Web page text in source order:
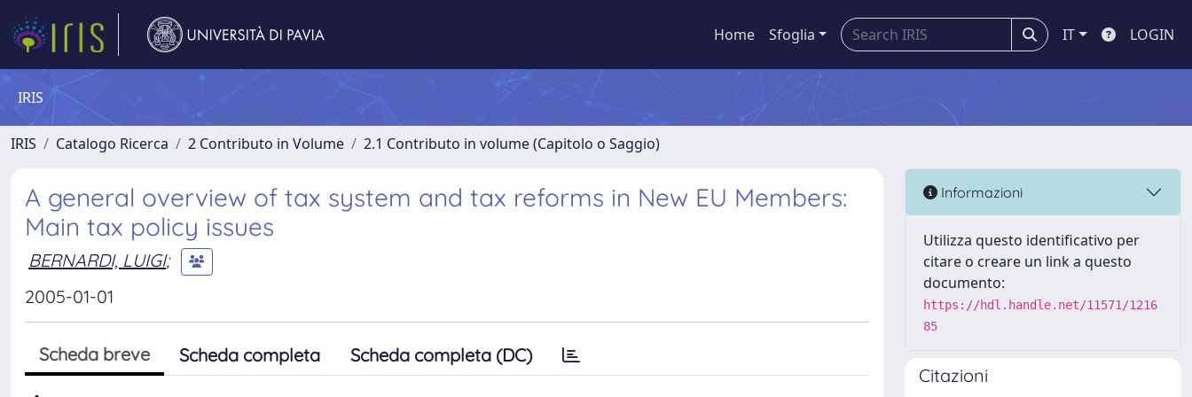
Home Sfoglia IT LOGIN
IRIS
IRIS Catalogo Ricerca 2 Contributo in Volume 2.1 Contributo in volume (Capitolo o Saggio)
A general overview of tax system and tax reforms in New EU Members:
Main tax policy issues
BERNARDI, LUIGI;
2005-01-01
Scheda breve Scheda completa Scheda completa (DC)
Informazioni
Utilizza questo identificativo per
citare o creare un link a questo
documento:
https://hdl.handle.net/11571/1216
85
Citazioni